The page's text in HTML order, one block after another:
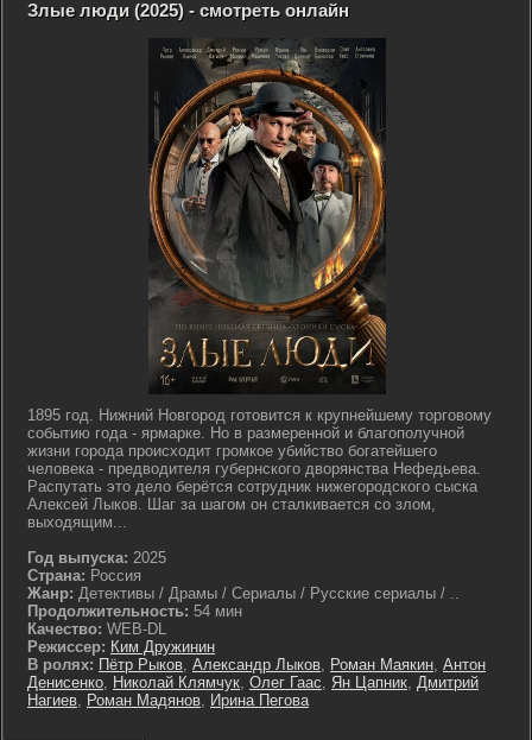
Злые люди (2025) - смотреть онлайн
1895 год. Нижний Новгород готовится к крупнейшему торговому
событию года - ярмарке. Но в размеренной и благополучной
жизни города происходит громкое убийство богатейшего
человека - предводителя губернского дворянства Нефедьева.
Распутать это дело берётся сотрудник нижегородского сыска
Алексей Лыков. Шаг за шагом он сталкивается со злом,
выходящим...
Год выпуска: 2025
Страна: Россия
Жанр: Детективы / Драмы / Сериалы / Русские сериалы / ..
Продолжительность: 54 мин
Качество: WEB-DL
Режиссер: Ким Дружинин
В ролях: Пётр Рыков, Александр Лыков, Роман Маякин, Антон
Денисенко, Николай Клямчук, Олег Гаас, Ян Цапник, Дмитрий
Нагиев, Роман Мадянов, Ирина Пегова